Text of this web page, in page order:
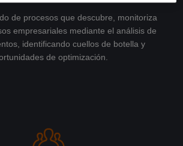
de procesos que descubre, monitoriza
empresariales mediante el análisis de
identificando cuellos de botella y
de optimización.